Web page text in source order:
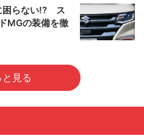
困らない!? ス
MGの装備を徹
と見る